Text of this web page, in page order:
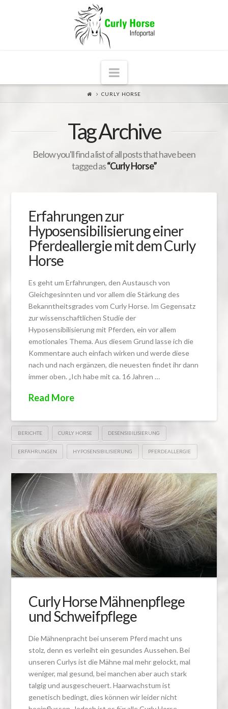
Navigation
CURLY HORSE
Tag Archive
Below you'll find a list of all posts that have been
tagged as“Curly Horse”
Erfahrungen zur
Hyposensibilisierung einer
Pferdeallergie mit dem Curly
Horse
Es geht um Erfahrungen, den Austausch von
Gleichgesinnten und vor allem die Stärkung des
Bekanntheitsgrades vom Curly Horse. Im Gegensatz
zur wissenschaftlichen Studie der
Hyposensibilisierung mit Pferden, ein vor allem
emotionales Thema. Aus diesem Grund lasse ich die
Kommentare auch einfach wirken und werde diese
nach und nach ergänzen, die neuesten findet ihr dann
immer oben. „Ich habe mit ca. 16 Jahren …
Read More
BERICHTE CURLY HORSE DESENSIBILISIERUNG
ERFAHRUNGEN HYPOSENSIBILISIERUNG PFERDEALLERGIE
Curly Horse Mähnenpflege
und Schweifpflege
Die Mähnenpracht bei unserem Pferd macht uns
stolz, denn es verleiht ein gesundes Aussehen. Bei
unseren Curlys ist die Mähne mal mehr gelockt, mal
weniger, mal gesund, bei manchen aber auch stark
talgig und ausgescheuert. Haarwachstum ist
genetisch bedingt, dies können wir leider nicht